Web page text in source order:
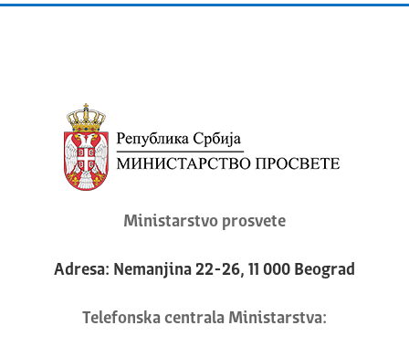
Ministarstvo prosvete
Adresa: Nemanjina 22-26, 11 000 Beograd
Telefonska centrala Ministarstva: